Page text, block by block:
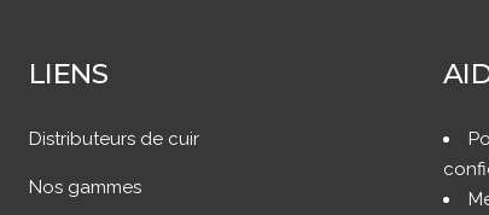
LIENS
Distributeurs de cuir
Nos gammes